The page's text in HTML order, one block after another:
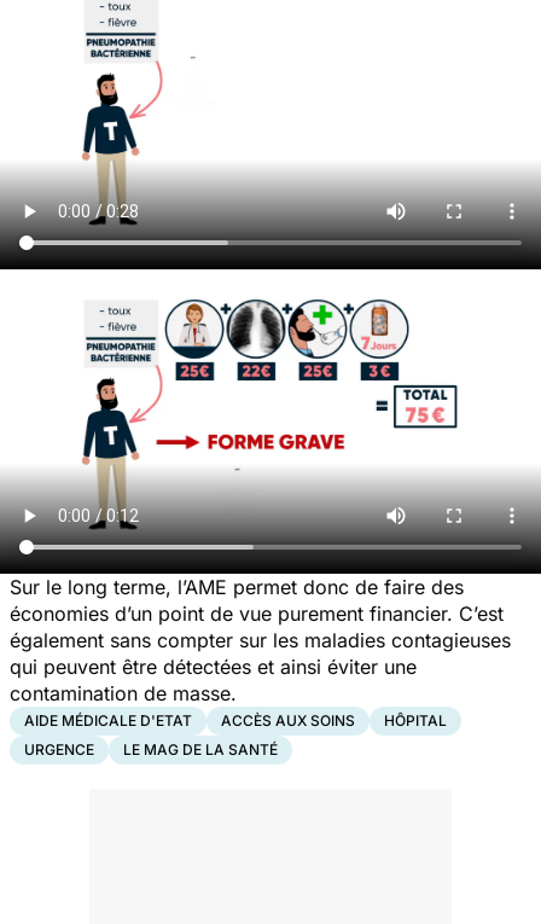
Sur le long terme, l’AME permet donc de faire des
économies d’un point de vue purement financier. C’est
également sans compter sur les maladies contagieuses
qui peuvent être détectées et ainsi éviter une
contamination de masse.
AIDE MÉDICALE D'ETAT ACCÈS AUX SOINS
HÔPITAL
URGENCE
LE MAG DE LA SANTÉ